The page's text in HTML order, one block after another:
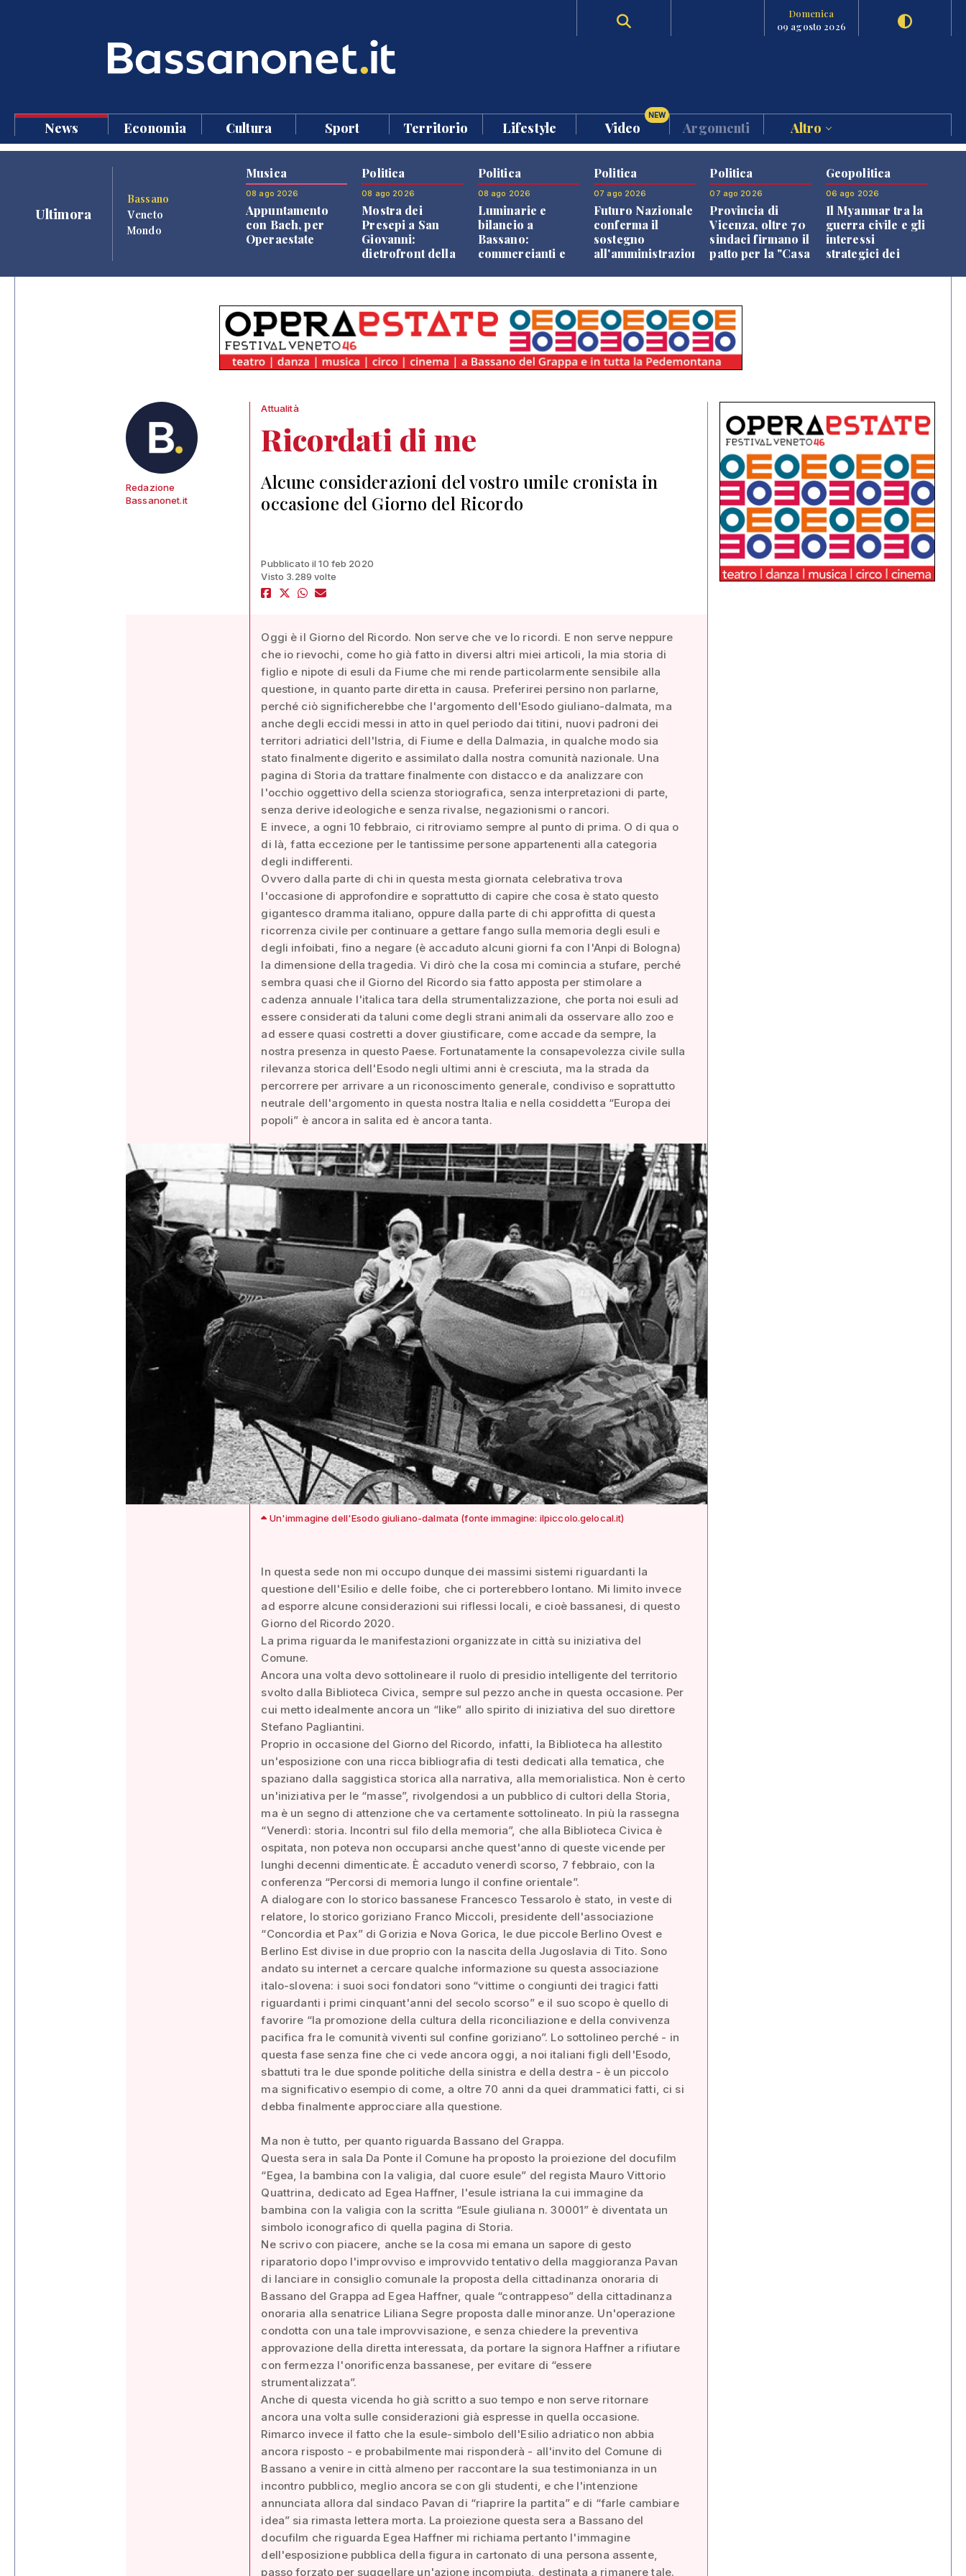
Domenica
09 agosto 2026
News Economia Cultura Sport Territorio Lifestyle Video
NEW
Argomenti Altro
Ultimora
Bassano
Veneto
Mondo
Musica
08 ago 2026
Appuntamento
con Bach, per
Operaestate
Politica
08 ago 2026
Mostra dei
Presepi a San
Giovanni:
dietrofront della
Politica
08 ago 2026
Luminarie e
bilancio a
Bassano:
commercianti e
Politica
07 ago 2026
Futuro Nazionale
conferma il
sostegno
all'amministrazione
Politica
07 ago 2026
Provincia di
Vicenza, oltre 70
sindaci firmano il
patto per la "Casa
Geopolitica
06 ago 2026
Il Myanmar tra la
guerra civile e gli
interessi
strategici dei
Redazione
Bassanonet.it
Attualità
Ricordati di me
Alcune considerazioni del vostro umile cronista in
occasione del Giorno del Ricordo
Pubblicato il 10 feb 2020
Visto 3.289 volte
Oggi è il Giorno del Ricordo. Non serve che ve lo ricordi. E non serve neppure
che io rievochi, come ho già fatto in diversi altri miei articoli, la mia storia di
figlio e nipote di esuli da Fiume che mi rende particolarmente sensibile alla
questione, in quanto parte diretta in causa. Preferirei persino non parlarne,
perché ciò significherebbe che l'argomento dell'Esodo giuliano-dalmata, ma
anche degli eccidi messi in atto in quel periodo dai titini, nuovi padroni dei
territori adriatici dell'Istria, di Fiume e della Dalmazia, in qualche modo sia
stato finalmente digerito e assimilato dalla nostra comunità nazionale. Una
pagina di Storia da trattare finalmente con distacco e da analizzare con
l'occhio oggettivo della scienza storiografica, senza interpretazioni di parte,
senza derive ideologiche e senza rivalse, negazionismi o rancori.
E invece, a ogni 10 febbraio, ci ritroviamo sempre al punto di prima. O di qua o
di là, fatta eccezione per le tantissime persone appartenenti alla categoria
degli indifferenti.
Ovvero dalla parte di chi in questa mesta giornata celebrativa trova
l'occasione di approfondire e soprattutto di capire che cosa è stato questo
gigantesco dramma italiano, oppure dalla parte di chi approfitta di questa
ricorrenza civile per continuare a gettare fango sulla memoria degli esuli e
degli infoibati, fino a negare (è accaduto alcuni giorni fa con l'Anpi di Bologna)
la dimensione della tragedia. Vi dirò che la cosa mi comincia a stufare, perché
sembra quasi che il Giorno del Ricordo sia fatto apposta per stimolare a
cadenza annuale l'italica tara della strumentalizzazione, che porta noi esuli ad
essere considerati da taluni come degli strani animali da osservare allo zoo e
ad essere quasi costretti a dover giustificare, come accade da sempre, la
nostra presenza in questo Paese. Fortunatamente la consapevolezza civile sulla
rilevanza storica dell'Esodo negli ultimi anni è cresciuta, ma la strada da
percorrere per arrivare a un riconoscimento generale, condiviso e soprattutto
neutrale dell'argomento in questa nostra Italia e nella cosiddetta “Europa dei
popoli” è ancora in salita ed è ancora tanta.
Un'immagine dell'Esodo giuliano-dalmata (fonte immagine: ilpiccolo.gelocal.it)
In questa sede non mi occupo dunque dei massimi sistemi riguardanti la
questione dell'Esilio e delle foibe, che ci porterebbero lontano. Mi limito invece
ad esporre alcune considerazioni sui riflessi locali, e cioè bassanesi, di questo
Giorno del Ricordo 2020.
La prima riguarda le manifestazioni organizzate in città su iniziativa del
Comune.
Ancora una volta devo sottolineare il ruolo di presidio intelligente del territorio
svolto dalla Biblioteca Civica, sempre sul pezzo anche in questa occasione. Per
cui metto idealmente ancora un “like” allo spirito di iniziativa del suo direttore
Stefano Pagliantini.
Proprio in occasione del Giorno del Ricordo, infatti, la Biblioteca ha allestito
un'esposizione con una ricca bibliografia di testi dedicati alla tematica, che
spaziano dalla saggistica storica alla narrativa, alla memorialistica. Non è certo
un'iniziativa per le “masse”, rivolgendosi a un pubblico di cultori della Storia,
ma è un segno di attenzione che va certamente sottolineato. In più la rassegna
“Venerdì: storia. Incontri sul filo della memoria”, che alla Biblioteca Civica è
ospitata, non poteva non occuparsi anche quest'anno di queste vicende per
lunghi decenni dimenticate. È accaduto venerdì scorso, 7 febbraio, con la
conferenza “Percorsi di memoria lungo il confine orientale”.
A dialogare con lo storico bassanese Francesco Tessarolo è stato, in veste di
relatore, lo storico goriziano Franco Miccoli, presidente dell'associazione
“Concordia et Pax” di Gorizia e Nova Gorica, le due piccole Berlino Ovest e
Berlino Est divise in due proprio con la nascita della Jugoslavia di Tito. Sono
andato su internet a cercare qualche informazione su questa associazione
italo-slovena: i suoi soci fondatori sono “vittime o congiunti dei tragici fatti
riguardanti i primi cinquant'anni del secolo scorso” e il suo scopo è quello di
favorire “la promozione della cultura della riconciliazione e della convivenza
pacifica fra le comunità viventi sul confine goriziano”. Lo sottolineo perché - in
questa fase senza fine che ci vede ancora oggi, a noi italiani figli dell'Esodo,
sbattuti tra le due sponde politiche della sinistra e della destra - è un piccolo
ma significativo esempio di come, a oltre 70 anni da quei drammatici fatti, ci si
debba finalmente approcciare alla questione.
Ma non è tutto, per quanto riguarda Bassano del Grappa.
Questa sera in sala Da Ponte il Comune ha proposto la proiezione del docufilm
“Egea, la bambina con la valigia, dal cuore esule” del regista Mauro Vittorio
Quattrina, dedicato ad Egea Haffner, l'esule istriana la cui immagine da
bambina con la valigia con la scritta “Esule giuliana n. 30001” è diventata un
simbolo iconografico di quella pagina di Storia.
Ne scrivo con piacere, anche se la cosa mi emana un sapore di gesto
riparatorio dopo l'improvviso e improvvido tentativo della maggioranza Pavan
di lanciare in consiglio comunale la proposta della cittadinanza onoraria di
Bassano del Grappa ad Egea Haffner, quale “contrappeso” della cittadinanza
onoraria alla senatrice Liliana Segre proposta dalle minoranze. Un'operazione
condotta con una tale improvvisazione, e senza chiedere la preventiva
approvazione della diretta interessata, da portare la signora Haffner a rifiutare
con fermezza l'onorificenza bassanese, per evitare di “essere
strumentalizzata”.
Anche di questa vicenda ho già scritto a suo tempo e non serve ritornare
ancora una volta sulle considerazioni già espresse in quella occasione.
Rimarco invece il fatto che la esule-simbolo dell'Esilio adriatico non abbia
ancora risposto - e probabilmente mai risponderà - all'invito del Comune di
Bassano a venire in città almeno per raccontare la sua testimonianza in un
incontro pubblico, meglio ancora se con gli studenti, e che l'intenzione
annunciata allora dal sindaco Pavan di “riaprire la partita” e di “farle cambiare
idea” sia rimasta lettera morta. La proiezione questa sera a Bassano del
docufilm che riguarda Egea Haffner mi richiama pertanto l'immagine
dell'esposizione pubblica della figura in cartonato di una persona assente,
passo forzato per suggellare un'azione incompiuta, destinata a rimanere tale.